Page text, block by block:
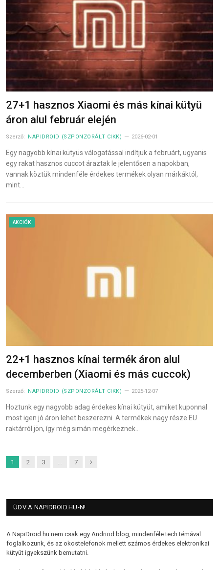
27+1 hasznos Xiaomi és más kínai kütyü
áron alul február elején
Szerző: NAPIDROID (SZPONZORÁLT CIKK) 2026-02-01
Egy nagyobb kínai kütyüs válogatással indítjuk a februárt, ugyanis
egy rakat hasznos cuccot áraztak le jelentősen a napokban,
vannak köztük mindenféle érdekes termékek olyan márkáktól,
mint…
AKCIÓK
22+1 hasznos kínai termék áron alul
decemberben (Xiaomi és más cuccok)
Szerző: NAPIDROID (SZPONZORÁLT CIKK) 2025-12-07
Hoztunk egy nagyobb adag érdekes kínai kütyüt, amiket kuponnal
most igen jó áron lehet beszerezni. A termékek nagy része EU
raktárról jön, így még simán megérkeznek…
1 2 3 7 Next
ÜDV A NAPIDROID.HU-N!
A NapiDroid.hu nem csak egy Andriod blog, mindenféle tech témával
foglalkozunk, és az okostelefonok mellett számos érdekes elektronikai
kütyüt igyekszünk bemutatni.